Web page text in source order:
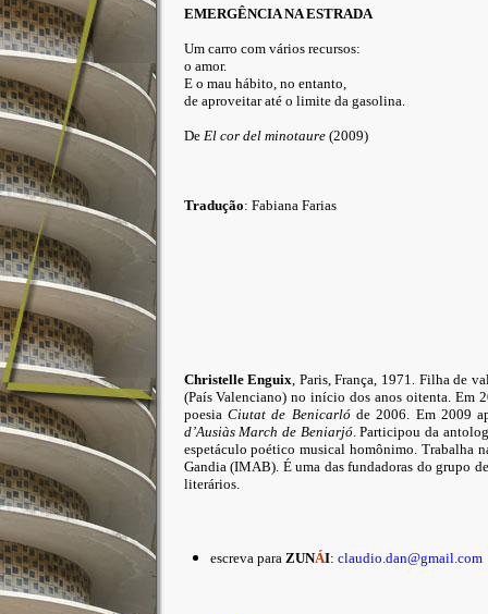
EMERGÊNCIA NA ESTRADA
Um carro com vários recursos:
o amor.
E o mau hábito, no entanto,
de aproveitar até o limite da gasolina.
De El cor del minotaure (2009)
Tradução: Fabiana Farias
Christelle Enguix, Paris, França, 1971. Filha de
(País Valenciano) no início dos anos oitenta.
poesia Ciutat de Benicarló de 2006. Em 2009
d’Ausiàs March de Beniarjó. Participou da
espetáculo poético musical homônimo. Trabalha
Gandia (IMAB). É uma das fundadoras do grupo
literários.
escreva para ZUNÁI: claudio.dan@gmail.com